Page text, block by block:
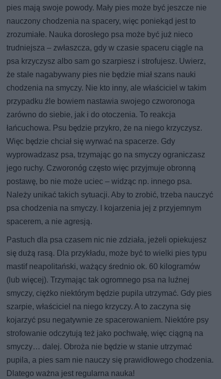
pies mają swoje powody. Mały pies może być jeszcze nie
nauczony chodzenia na spacery, więc poniekąd jest to
zrozumiałe. Nauka dorosłego psa może być już nieco
trudniejsza – zwłaszcza, gdy w czasie spaceru ciągle na
psa krzyczysz albo sam go szarpiesz i strofujesz. Uwierz,
że stale nagabywany pies nie będzie miał szans nauki
chodzenia na smyczy. Nie kto inny, ale właściciel w takim
przypadku źle bowiem nastawia swojego czworonoga
zarówno do siebie, jak i do otoczenia. To reakcja
łańcuchowa. Psu będzie przykro, że na niego krzyczysz.
Więc będzie chciał się wyrwać na spacerze. Gdy
wyprowadzasz psa, trzymając go na smyczy ograniczasz
jego ruchy. Czworonóg często więc przyjmuje obronną
postawę, bo nie może uciec – widząc np. innego psa.
Należy unikać takich sytuacji. Aby to zrobić, trzeba nauczyć
psa chodzenia na smyczy. I kojarzenia jej z przyjemnym
spacerem, a nie agresją.
Pastuch dla psa czasem nic nie zdziała, jeżeli opiekujesz
się dużą rasą. Dla przykładu, może być to wielki pies typu
mastif neapolitański, ważący średnio ok. 60 kilogramów
(lub więcej). Trzymając tak ogromnego psa na luźnej
smyczy, ciężko niektórym będzie pupila utrzymać. Gdy pies
szarpie, właściciel na niego krzyczy. A to zaczyna się
kojarzyć psu negatywnie ze spacerowaniem. Niektóre psy
strofowanie odczytują też jako pochwałę, więc ciągną na
smyczy… dalej. Obroża nie będzie w stanie utrzymać
pupila, a pies sam nie nauczy się prawidłowego chodzenia.
Dlatego ważna jest regularna nauka!